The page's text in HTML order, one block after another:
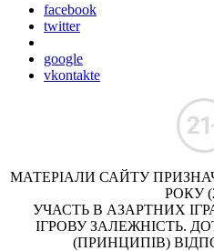
facebook
twitter
google
vkontakte
МАТЕРІАЛИ САЙТУ
РОКУ
УЧАСТЬ В АЗАРТНИХ
ІГРОВУ ЗАЛЕЖНІСТЬ.
(ПРИНЦИПІВ)